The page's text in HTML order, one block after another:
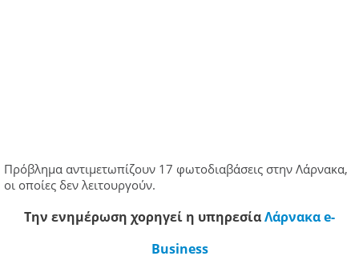
Πρόβλημα αντιμετωπίζουν 17 φωτοδιαβάσεις στην Λάρνακα,
οι οποίες δεν λειτουργούν.
Tην ενημέρωση χορηγεί η υπηρεσίαΛάρνακα e-
Business